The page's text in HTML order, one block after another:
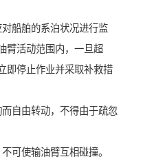
船舶的系泊状况进行监
臂活动范围内，一旦超
即停止作业并采取补救措
自由转动，不得由于疏忽
可使输油臂互相碰撞。